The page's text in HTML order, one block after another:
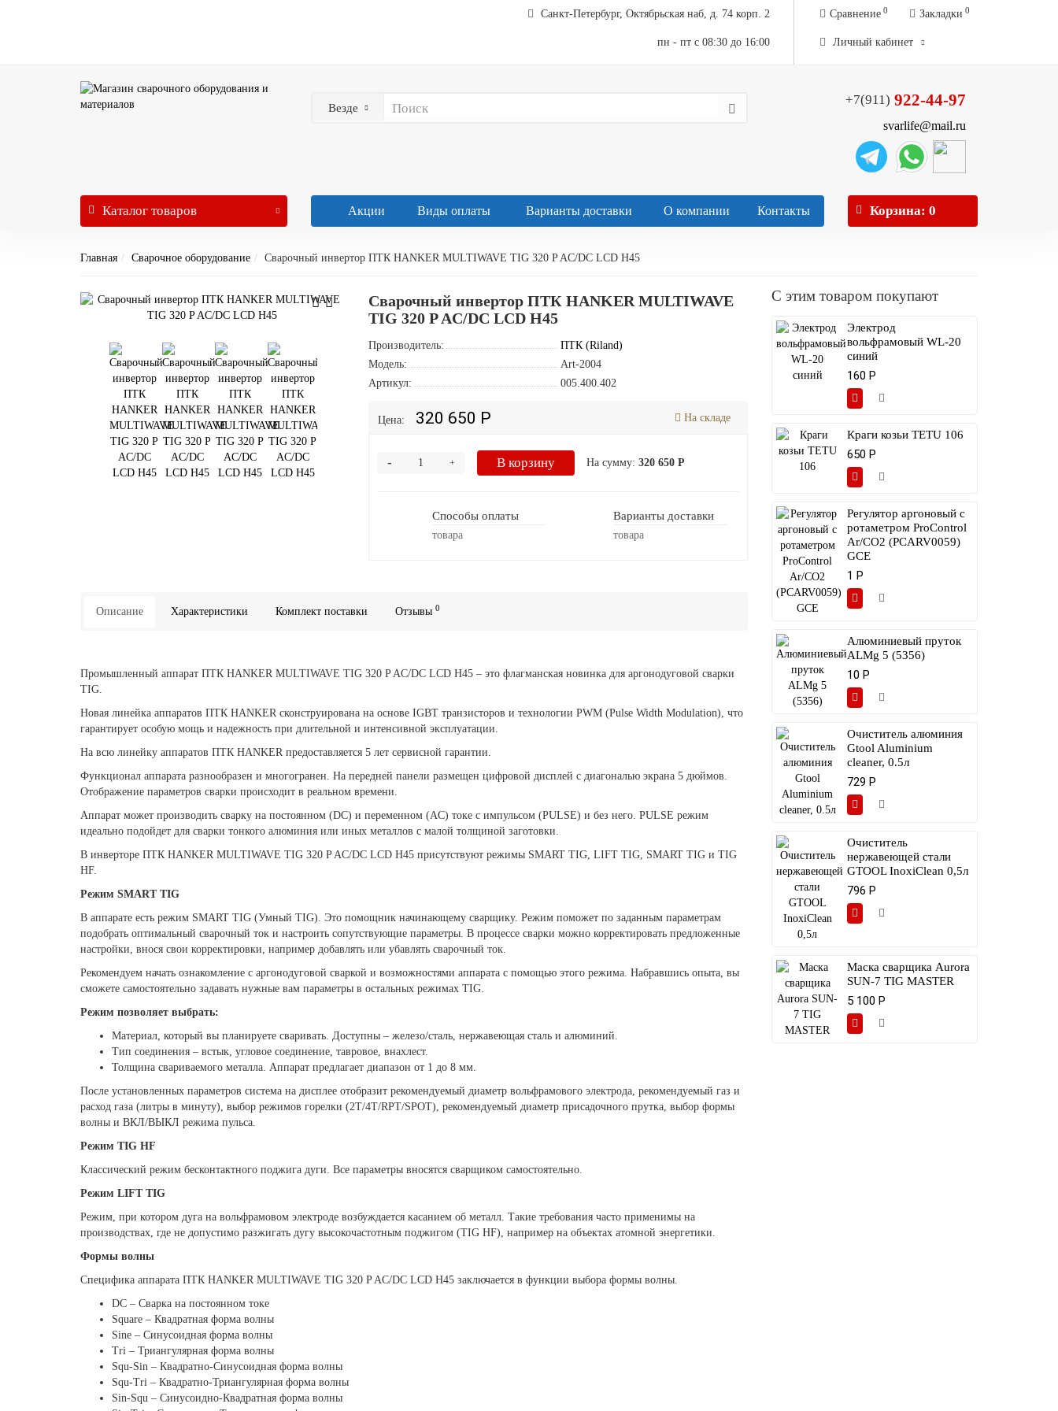
Санкт-Петербург, Октябрьская наб, д. 74 корп. 2
пн - пт с 08:30 до 16:00
Сравнение 0 Закладки 0
Личный кабинет
Везде
+7(911) 922-44-97
svarlife@mail.ru
Каталог товаров Акции Виды оплаты Варианты доставки О компании Контакты Корзина: 0
Главная Сварочное оборудование Сварочный инвертор ПТК HANKER MULTIWAVE TIG 320 P AC/DC LCD H45
Сварочный инвертор ПТК HANKER MULTIWAVE
TIG 320 P AC/DC LCD H45
Производитель:
ПТК (Riland)
Модель:
Art-2004
Артикул:
005.400.402
Цена: 320 650 Р На складе
+
- В корзину На сумму: 320 650 Р
Способы оплаты
товара
Варианты доставки
товара
Описание Характеристики Комплект поставки Отзывы 0
Промышленный аппарат ПТК HANKER MULTIWAVE TIG 320 P AC/DC LCD H45 – это флагманская новинка для аргонодуговой сварки
TIG.
Новая линейка аппаратов ПТК HANKER сконструирована на основе IGBT транзисторов и технологии PWM (Pulse Width Modulation), что
гарантирует особую мощь и надежность при длительной и интенсивной эксплуатации.
На всю линейку аппаратов ПТК HANKER предоставляется 5 лет сервисной гарантии.
Функционал аппарата разнообразен и многогранен. На передней панели размещен цифровой дисплей с диагональю экрана 5 дюймов.
Отображение параметров сварки происходит в реальном времени.
Аппарат может производить сварку на постоянном (DC) и переменном (AC) токе с импульсом (PULSE) и без него. PULSE режим
идеально подойдет для сварки тонкого алюминия или иных металлов с малой толщиной заготовки.
В инверторе ПТК HANKER MULTIWAVE TIG 320 P AC/DC LCD H45 присутствуют режимы SMART TIG, LIFT TIG, SMART TIG и TIG
HF.
Режим SMART TIG
В аппарате есть режим SMART TIG (Умный TIG). Это помощник начинающему сварщику. Режим поможет по заданным параметрам
подобрать оптимальный сварочный ток и настроить сопутствующие параметры. В процессе сварки можно корректировать предложенные
настройки, внося свои корректировки, например добавлять или убавлять сварочный ток.
Рекомендуем начать ознакомление с аргонодуговой сваркой и возможностями аппарата с помощью этого режима. Набравшись опыта, вы
сможете самостоятельно задавать нужные вам параметры в остальных режимах TIG.
Режим позволяет выбрать:
Материал, который вы планируете сваривать. Доступны – железо/сталь, нержавеющая сталь и алюминий.
Тип соединения – встык, угловое соединение, тавровое, внахлест.
Толщина свариваемого металла. Аппарат предлагает диапазон от 1 до 8 мм.
После установленных параметров система на дисплее отобразит рекомендуемый диаметр вольфрамового электрода, рекомендуемый газ и
расход газа (литры в минуту), выбор режимов горелки (2T/4T/RPT/SPOT), рекомендуемый диаметр присадочного прутка, выбор формы
волны и ВКЛ/ВЫКЛ режима пульса.
Режим TIG HF
Классический режим бесконтактного поджига дуги. Все параметры вносятся сварщиком самостоятельно.
Режим LIFT TIG
Режим, при котором дуга на вольфрамовом электроде возбуждается касанием об металл. Такие требования часто применимы на
производствах, где не допустимо разжигать дугу высокочастотным поджигом (TIG HF), например на объектах атомной энергетики.
Формы волны
Специфика аппарата ПТК HANKER MULTIWAVE TIG 320 P AC/DC LCD H45 заключается в функции выбора формы волны.
DC – Сварка на постоянном токе
Square – Квадратная форма волны
Sine – Синусоидная форма волны
Tri – Триангулярная форма волны
Squ-Sin – Квадратно-Синусоидная форма волны
Squ-Tri – Квадратно-Триангулярная форма волны
Sin-Squ – Синусоидно-Квадратная форма волны
С этим товаром покупают
Электрод
вольфрамовый WL-20
синий
160 Р
Краги козьи TETU 106
650 Р
Регулятор аргоновый с
ротаметром ProControl
Ar/CO2 (PCARV0059)
GCE
1 Р
Алюминиевый пруток
ALMg 5 (5356)
10 Р
Очиститель алюминия
Gtool Aluminium
cleaner, 0.5л
729 Р
Очиститель
нержавеющей стали
GTOOL InoxiClean 0,5л
796 Р
Маска сварщика Aurora
SUN-7 TIG MASTER
5 100 Р